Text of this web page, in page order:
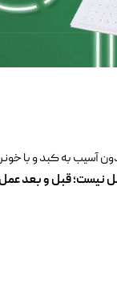
آسیب به کبد و با
نیست؛ قبل و بعد عمل